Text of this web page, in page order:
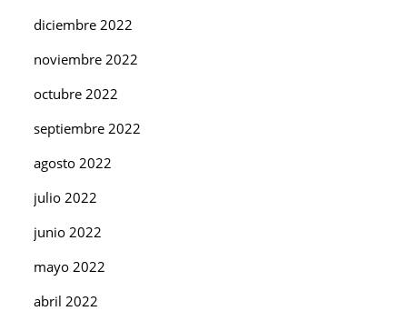
diciembre 2022
noviembre 2022
octubre 2022
septiembre 2022
agosto 2022
julio 2022
junio 2022
mayo 2022
abril 2022